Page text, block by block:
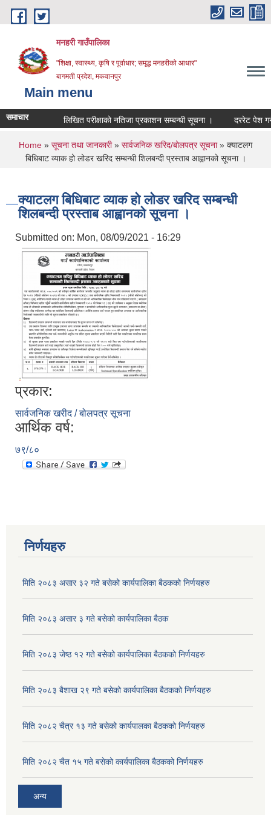
Skip to main content
मनहरी गाउँपालिका
"शिक्षा, स्वास्थ्य, कृषि र पूर्वाधार; समृद्ध मनहरीको आधार"
बागमती प्रदेश, मकवानपुर
Main menu
समाचार लिखित परीक्षाको नतिजा प्रकाशन सम्बन्धी सूचना । दररेट पेश गर्ने
You are here
Home » सूचना तथा जानकारी» सार्वजनिक खरिद/बोलपत्र सूचना» क्याटलग
बिधिबाट व्याक हो लोडर खरिद सम्बन्धी शिलबन्दी प्रस्ताब आह्वानको सूचना ।
क्याटलग बिधिबाट व्याक हो लोडर खरिद सम्बन्धी
शिलबन्दी प्रस्ताब आह्वानको सूचना ।
Submitted on: Mon, 08/09/2021 - 16:29
प्रकार:
सार्वजनिक खरीद / बोलपत्र सूचना
आर्थिक वर्ष:
७९/८०
निर्णयहरु
मिति २०८३ असार ३२ गते बसेको कार्यपालिका बैठकको निर्णयहरु
मिति २०८३ असार ३ गते बसेको कार्यपालिका बैठक
मिति २०८३ जेष्ठ १२ गते बसेको कार्यपालिका बैठकको निर्णयहरु
मिति २०८३ बैशाख २९ गते बसेको कार्यपालिका बैठकको निर्णयहरु
मिति २०८२ चैत्र १३ गते बसेको कार्यपालका बैठकको निर्णयहरु
मिति २०८२ चैत १५ गते बसेको कार्यपालिका बैठकको निर्णयहरु
अन्य